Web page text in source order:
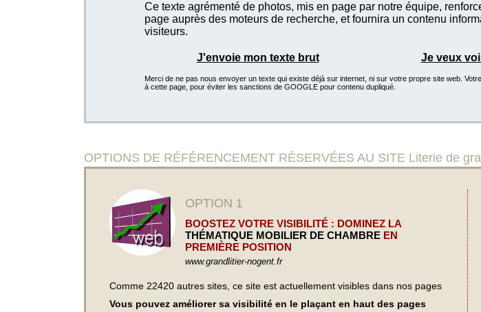
Ce texte agrémenté de photos, mis en page par notre équipe,
page auprès des moteurs de recherche, et fournira un contenu
visiteurs.
J'envoie mon texte brut Je veux
Merci de ne pas nous envoyer un texte qui existe déjà sur internet, ni sur votre propre site web.
à cette page, pour éviter les sanctions de GOOGLE pour contenu dupliqué.
OPTIONS DE RÉFÉRENCEMENT RÉSERVÉES AU SITE Literie de
OPTION 1
BOOSTEZ VOTRE VISIBILITÉ : DOMINEZ LA
THÉMATIQUE MOBILIER DE CHAMBRE EN
PREMIÈRE POSITION
www.grandlitier-nogent.fr
Comme 22420 autres sites, ce site est actuellement visibles dans nos pages
Vous pouvez améliorer sa visibilité en le plaçant en haut des pages